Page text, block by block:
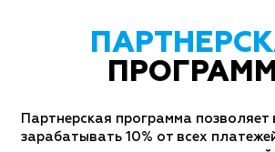
Партнерская программа позволяет
зарабатывать 10% от всех